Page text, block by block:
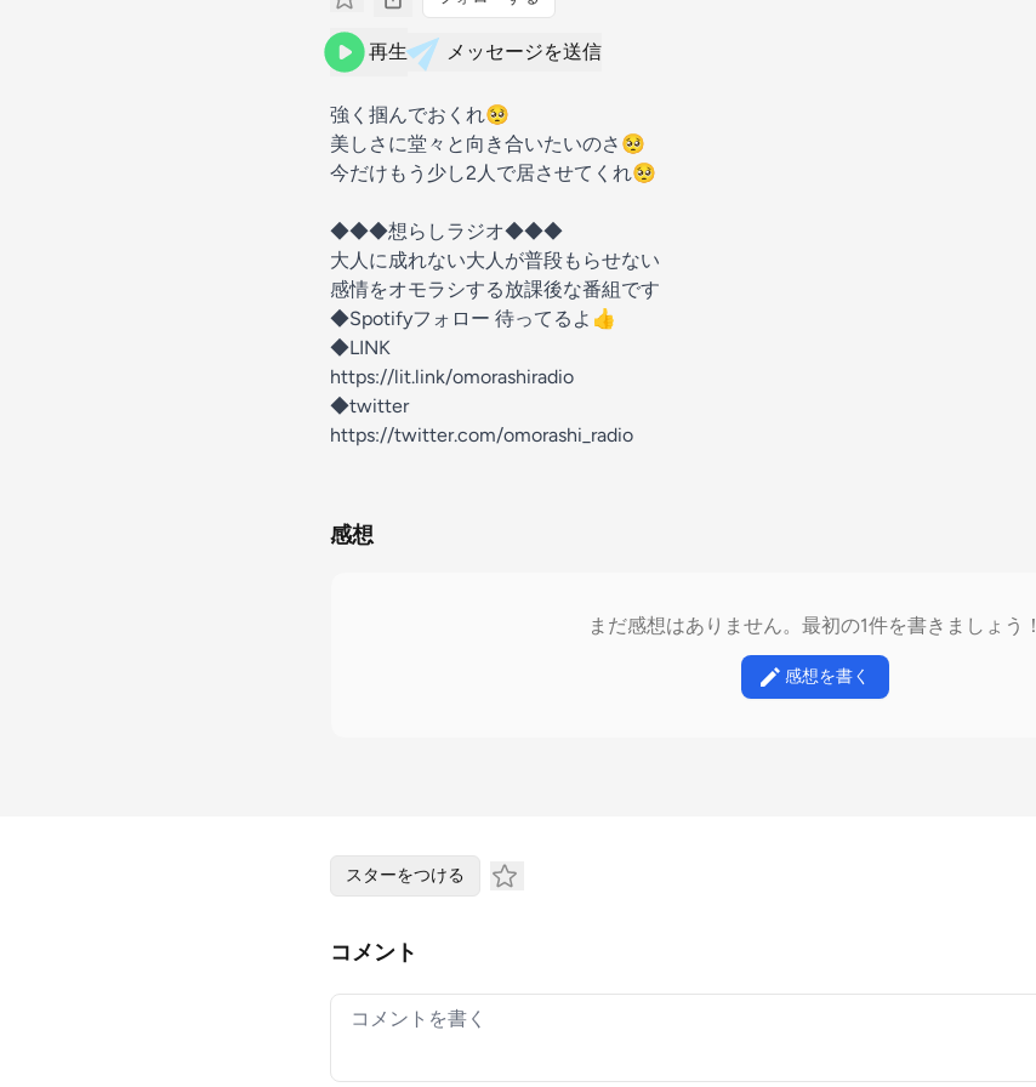
再生 メッセージを送信
強く掴んでおくれ🥺
美しさに堂々と向き合いたいのさ🥺
今だけもう少し2人で居させてくれ🥺
◆◆◆想らしラジオ◆◆◆
大人に成れない大人が普段もらせない
感情をオモラシする放課後な番組です
◆Spotifyフォロー 待ってるよ👍
◆LINK
https://lit.link/omorashiradio
◆twitter
https://twitter.com/omorashi_radio
感想
まだ感想はありません。最初の1件を書きましょう！
感想を書く
スターをつける
コメント
Your comment